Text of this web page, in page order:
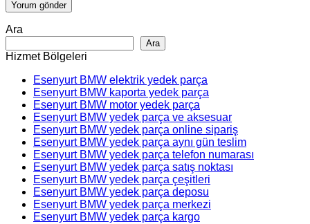
Ara
Ara
Hizmet Bölgeleri
Esenyurt BMW elektrik yedek parça
Esenyurt BMW kaporta yedek parça
Esenyurt BMW motor yedek parça
Esenyurt BMW yedek parça ve aksesuar
Esenyurt BMW yedek parça online sipariş
Esenyurt BMW yedek parça aynı gün teslim
Esenyurt BMW yedek parça telefon numarası
Esenyurt BMW yedek parça satış noktası
Esenyurt BMW yedek parça çeşitleri
Esenyurt BMW yedek parça deposu
Esenyurt BMW yedek parça merkezi
Esenyurt BMW yedek parça kargo